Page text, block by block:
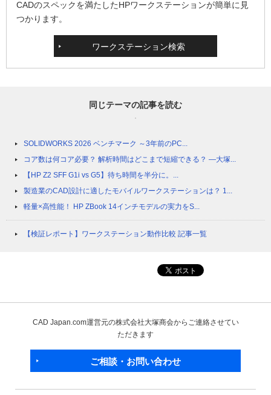
CADのスペックを満たしたHPワークステーションが簡単に見
つかります。
ワークステーション検索
同じテーマの記事を読む
SOLIDWORKS 2026 ベンチマーク ～3年前のPC...
コア数は何コア必要？ 解析時間はどこまで短縮できる？ ―大塚...
【HP Z2 SFF G1i vs G5】待ち時間を半分に。...
製造業のCAD設計に適したモバイルワークステーションは？ 1...
軽量×高性能！ HP ZBook 14インチモデルの実力をS...
【検証レポート】ワークステーション動作比較 記事一覧
CAD Japan.com運営元の株式会社大塚商会からご連絡させてい
ただきます
ご相談・お問い合わせ